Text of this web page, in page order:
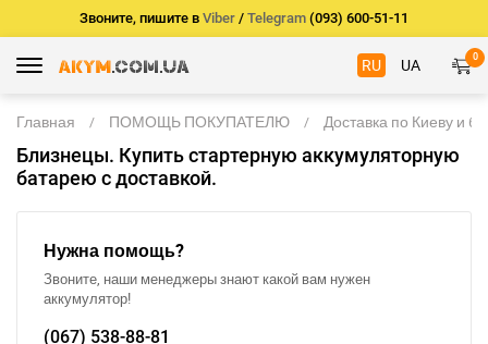
Звоните, пишите в Viber / Telegram (093) 600-51-11
RU UA 0
Главная ПОМОЩЬ ПОКУПАТЕЛЮ Доставка по Киеву и
Близнецы. Купить стартерную аккумуляторную
батарею с доставкой.
Нужна помощь?
Звоните, наши менеджеры знают какой вам нужен
аккумулятор!
(067) 538-88-81